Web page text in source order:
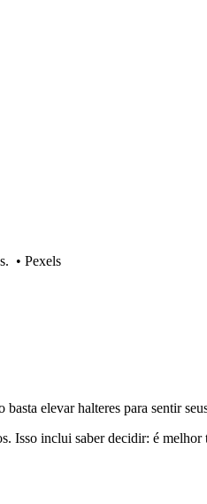
• Pexels
elevar halteres para sentir
Isso inclui saber decidir: é